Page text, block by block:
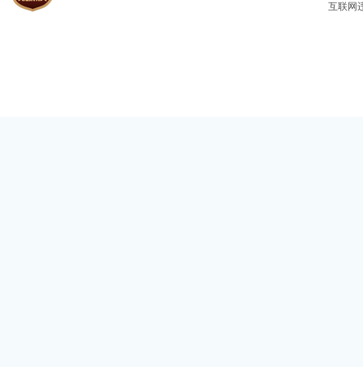
互联网